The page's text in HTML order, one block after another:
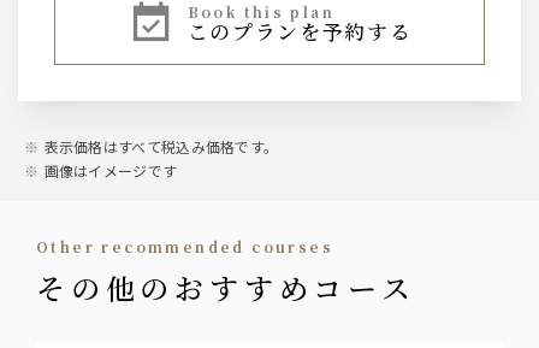
book this plan
このプランを予約する
表示価格はすべて税込み価格です。
画像はイメージです
other recommended courses
その他のおすすめコース